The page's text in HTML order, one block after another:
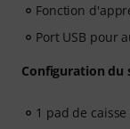
à constater vos
- une
aider à rester
- un accès
Fonction
Port USB pour
Configuration du
1 pad de